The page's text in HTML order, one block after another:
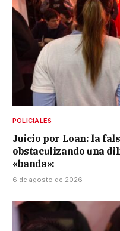
POLICIALES
Juicio por Loan: la
obstaculizando una
«banda»:
6 de agosto de 2026